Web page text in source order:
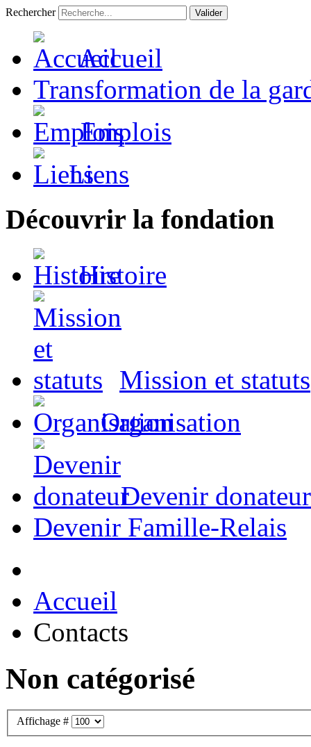
Rechercher Valider
Accueil
Transformation de la
Emplois
Liens
Découvrir la fondation
Histoire
Mission et statuts
Organisation
Devenir donateur
Devenir Famille-Relais
Accueil
Contacts
Non catégorisé
Affichage #